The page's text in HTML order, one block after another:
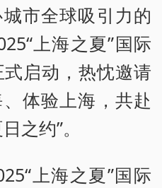
市全球吸引力的
上海之夏”国际
启动，热忱邀请
体验上海，共赴
之约”。
上海之夏”国际